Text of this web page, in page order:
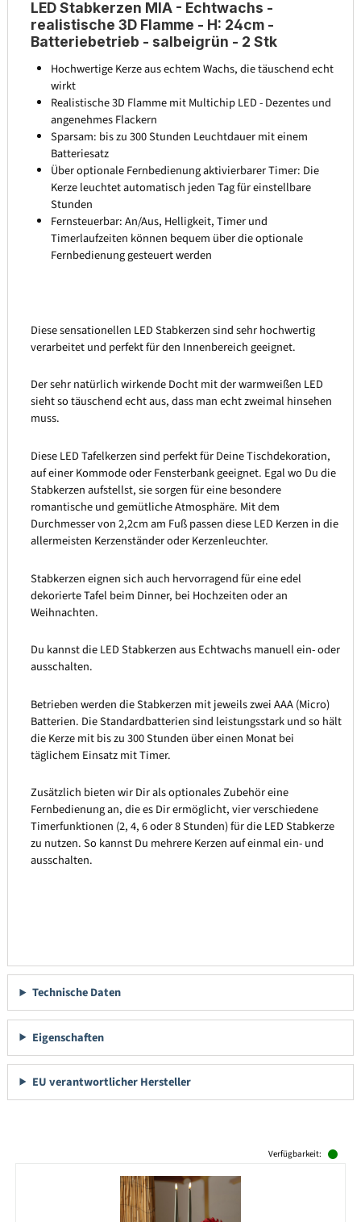
LED Stabkerzen MIA - Echtwachs -
realistische 3D Flamme - H: 24cm -
Batteriebetrieb - salbeigrün - 2 Stk
Hochwertige Kerze aus echtem Wachs, die täuschend echt
wirkt
Realistische 3D Flamme mit Multichip LED - Dezentes und
angenehmes Flackern
Sparsam: bis zu 300 Stunden Leuchtdauer mit einem
Batteriesatz
Über optionale Fernbedienung aktivierbarer Timer: Die
Kerze leuchtet automatisch jeden Tag für einstellbare
Stunden
Fernsteuerbar: An/Aus, Helligkeit, Timer und
Timerlaufzeiten können bequem über die optionale
Fernbedienung gesteuert werden
Diese sensationellen LED Stabkerzen sind sehr hochwertig
verarbeitet und perfekt für den Innenbereich geeignet.
Der sehr natürlich wirkende Docht mit der warmweißen LED
sieht so täuschend echt aus, dass man echt zweimal hinsehen
muss.
Diese LED Tafelkerzen sind perfekt für Deine Tischdekoration,
auf einer Kommode oder Fensterbank geeignet. Egal wo Du die
Stabkerzen aufstellst, sie sorgen für eine besondere
romantische und gemütliche Atmosphäre. Mit dem
Durchmesser von 2,2cm am Fuß passen diese LED Kerzen in die
allermeisten Kerzenständer oder Kerzenleuchter.
Stabkerzen eignen sich auch hervorragend für eine edel
dekorierte Tafel beim Dinner, bei Hochzeiten oder an
Weihnachten.
Du kannst die LED Stabkerzen aus Echtwachs manuell ein- oder
ausschalten.
Betrieben werden die Stabkerzen mit jeweils zwei AAA (Micro)
Batterien. Die Standardbatterien sind leistungsstark und so hält
die Kerze mit bis zu 300 Stunden über einen Monat bei
täglichem Einsatz mit Timer.
Zusätzlich bieten wir Dir als optionales Zubehör eine
Fernbedienung an, die es Dir ermöglicht, vier verschiedene
Timerfunktionen (2, 4, 6 oder 8 Stunden) für die LED Stabkerze
zu nutzen. So kannst Du mehrere Kerzen auf einmal ein- und
ausschalten.
Technische Daten
Eigenschaften
EU verantwortlicher Hersteller
Verfügbarkeit: